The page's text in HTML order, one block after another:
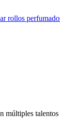
rollos
múltiples